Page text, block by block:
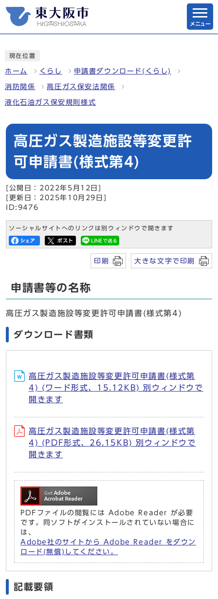
メニュー
現在位置
ホーム くらし 申請書ダウンロード(くらし)
消防関係 高圧ガス保安法関係
液化石油ガス保安規則様式
高圧ガス製造施設等変更許
可申請書(様式第4)
[公開日：2022年5月12日]
[更新日：2025年10月29日]
ID:9476
ソーシャルサイトへのリンクは別ウィンドウで開きます
印刷 大きな文字で印刷
申請書等の名称
高圧ガス製造施設等変更許可申請書(様式第4)
ダウンロード書類
高圧ガス製造施設等変更許可申請書(様式第
4) (ワード形式、15.12KB) 別ウィンドウで
開きます
高圧ガス製造施設等変更許可申請書(様式第
4) (PDF形式、26.15KB) 別ウィンドウで
開きます
PDFファイルの閲覧には Adobe Reader が必要
です。同ソフトがインストールされていない場合に
は、
Adobe社のサイトから Adobe Reader をダウン
ロード(無償)してください。
記載要領